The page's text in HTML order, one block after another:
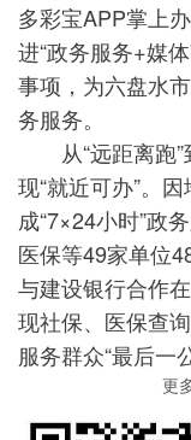
多彩宝APP掌上
进“政务服务+媒
事项，为六盘水
务服务。
从“远距离跑”
现“就近可办”。
成“7×24小时”政
医保等49家单位
与建设银行合作
现社保、医保查
服务群众“最后一公
更